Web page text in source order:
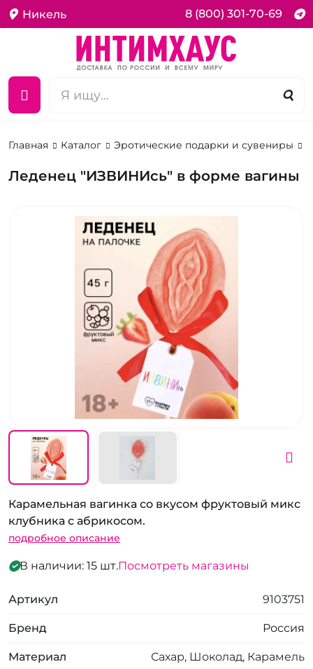
Никель 8 (800) 301-70-69
Главная Каталог Эротические подарки и сувениры
Леденец "ИЗВИНИсь" в форме вагины
Карамельная вагинка со вкусом фруктовый микс
клубника с абрикосом.
подробное описание
В наличии: 15 шт.Посмотреть магазины
Артикул 9103751
Бренд Россия
Материал Сахар, Шоколад, Карамель